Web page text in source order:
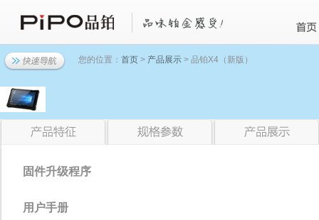
您的位置： 首页 > 产品展示 > 品铂X4（新版）
固件升级程序
用户手册